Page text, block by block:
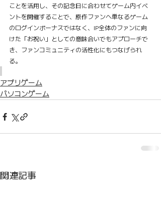
ことを活用し、その記念日に合わせてゲーム内イベ
ントを開催することで、原作ファンへ単なるゲーム
のログインボーナスではなく、IP全体のファンに向
けた「お祝い」としての意味合いでもアプローチで
き、ファンコミュニティの活性化にもつなげられ
る。
アプリゲーム
パソコンゲーム
関連記事